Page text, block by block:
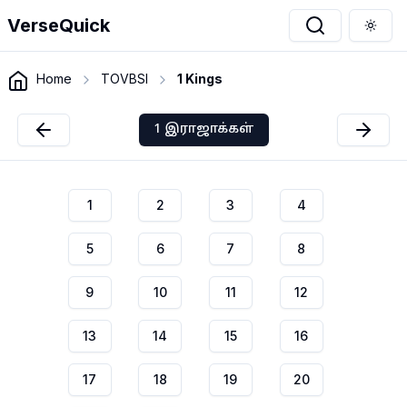
VerseQuick
Home TOVBSI 1 Kings
1 இராஜாக்கள்
1 2 3 4
5 6 7 8
9 10 11 12
13 14 15 16
17 18 19 20